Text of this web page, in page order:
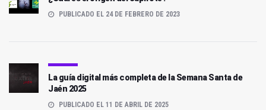
PUBLICADO EL 24 DE FEBRERO DE 2023
La guía digital más completa de la Semana Santa de
Jaén 2025
PUBLICADO EL 11 DE ABRIL DE 2025